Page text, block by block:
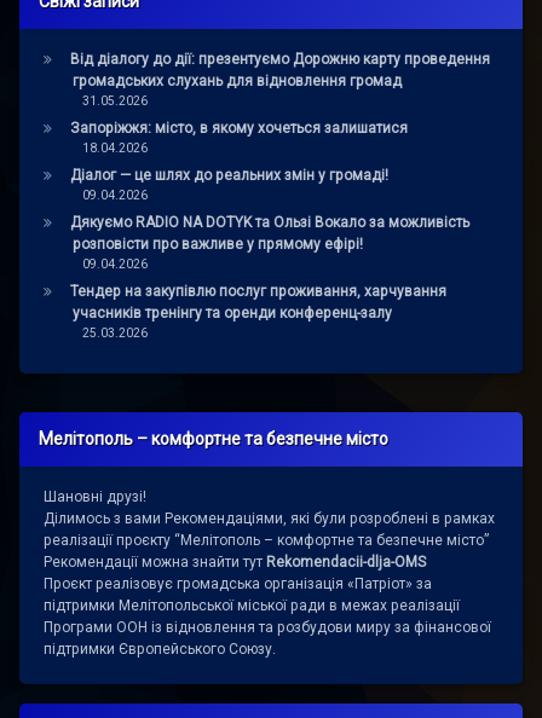
Від діалогу до дії: презентуємо Дорожню карту проведення
громадських слухань для відновлення громад
31.05.2026
Запоріжжя: місто, в якому хочеться залишатися
18.04.2026
Діалог — це шлях до реальних змін у громаді!
09.04.2026
Дякуємо RADIO NA DOTYK та Ользі Вокало за можливість
розповісти про важливе у прямому ефірі!
09.04.2026
Тендер на закупівлю послуг проживання, харчування
учасників тренінгу та оренди конференц-залу
25.03.2026
Мелітополь – комфортне та безпечне місто
Шановні друзі!
Ділимось з вами Рекомендаціями, які були розроблені в рамках
реалізації проєкту “Мелітополь – комфортне та безпечне місто”
Рекомендації можна знайти тут Rekomendacii-dlja-OMS
Проєкт реалізовує громадська організація «Патріот» за
підтримки Мелітопольської міської ради в межах реалізації
Програми ООН із відновлення та розбудови миру за фінансової
підтримки Європейського Союзу.